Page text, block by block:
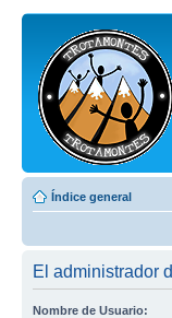
Índice general
El administrador
Nombre de Usuario: